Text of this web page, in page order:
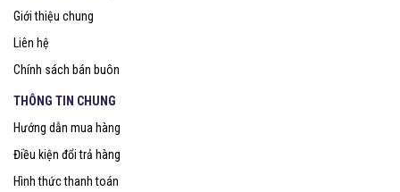
Giới thiệu chung
Liên hệ
Chính sách bán buôn
THÔNG TIN CHUNG
Hướng dẫn mua hàng
Điều kiện đổi trả hàng
Hình thức thanh toán